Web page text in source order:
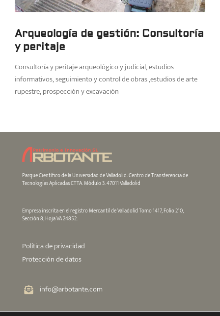
Arqueología de gestión: Consultoría
y peritaje
Consultoría y peritaje arqueológico y judicial, estudios
informativos, seguimiento y control de obras ,estudios de arte
rupestre, prospección y excavación
Parque Científico de la Universidad de Valladolid. Centro de Transferencia de
Tecnologías Aplicadas CTTA. Módulo 3. 47011 Valladolid
Empresa inscrita en el registro Mercantil de Valladolid Tomo 1417, Folio 210,
Sección 8, Hoja VA 24852.
Política de privacidad
Protección de datos
info@arbotante.com